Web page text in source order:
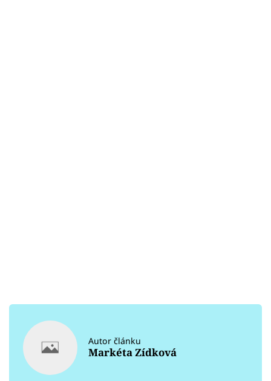
Autor článku
Markéta Zídková